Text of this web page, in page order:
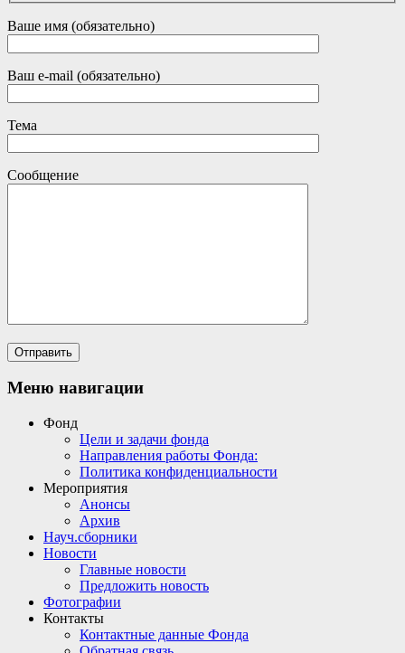
Ваше имя (обязательно)
Ваш e-mail (обязательно)
Тема
Сообщение
Меню навигации
Фонд
Цели и задачи фонда
Направления работы Фонда:
Политика конфиденциальности
Мероприятия
Анонсы
Архив
Науч.сборники
Новости
Главные новости
Предложить новость
Фотографии
Контакты
Контактные данные Фонда